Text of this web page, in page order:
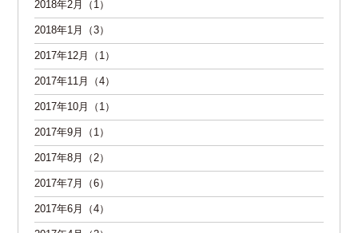
2018年2月（1）
2018年1月（3）
2017年12月（1）
2017年11月（4）
2017年10月（1）
2017年9月（1）
2017年8月（2）
2017年7月（6）
2017年6月（4）